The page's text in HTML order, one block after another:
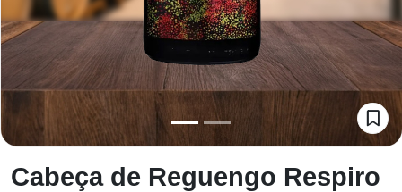
Cabeça de Reguengo Respiro